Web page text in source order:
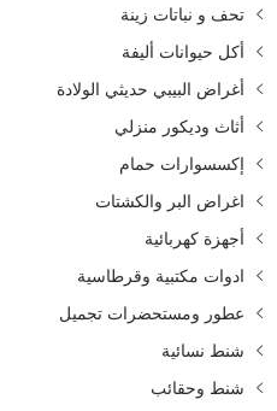
تحف و نباتات زينة
أكل حيوانات أليفة
أغراض البيبي حديثي الولادة
أثاث وديكور منزلي
إكسسوارات حمام
اغراض البر والكشتات
أجهزة كهربائية
ادوات مكتبية وقرطاسية
عطور ومستحضرات تجميل
شنط نسائية
شنط وحقائب